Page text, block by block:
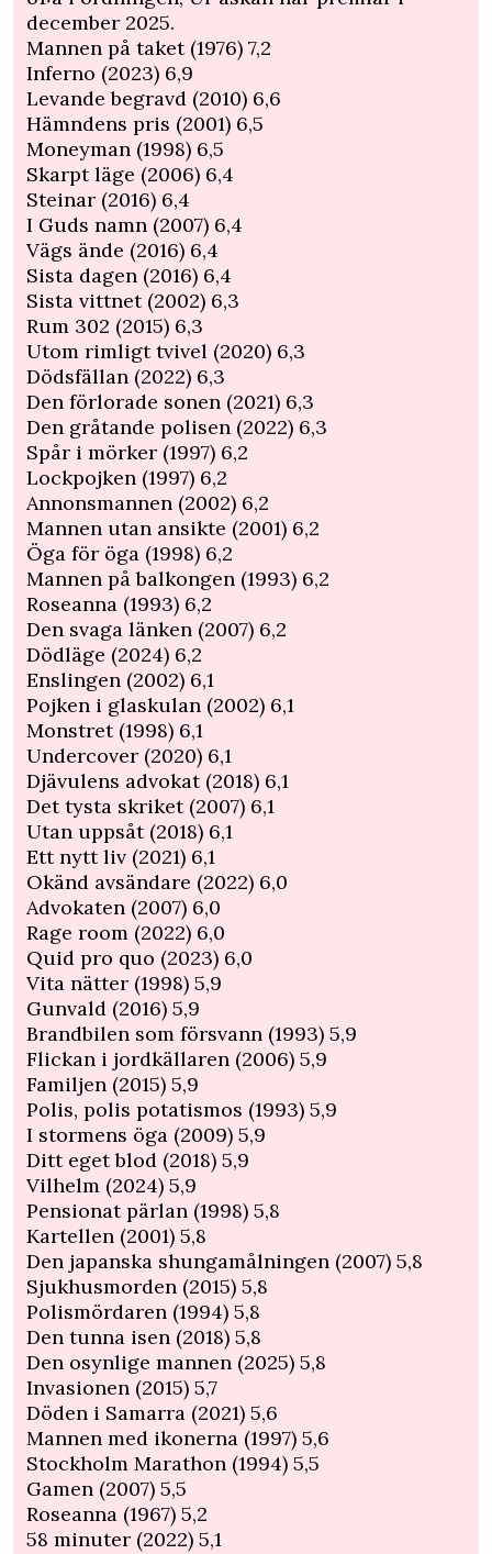
december 2025.
Mannen på taket (1976) 7,2
Inferno (2023) 6,9
Levande begravd (2010) 6,6
Hämndens pris (2001) 6,5
Moneyman (1998) 6,5
Skarpt läge (2006) 6,4
Steinar (2016) 6,4
I Guds namn (2007) 6,4
Vägs ände (2016) 6,4
Sista dagen (2016) 6,4
Sista vittnet (2002) 6,3
Rum 302 (2015) 6,3
Utom rimligt tvivel (2020) 6,3
Dödsfällan (2022) 6,3
Den förlorade sonen (2021) 6,3
Den gråtande polisen (2022) 6,3
Spår i mörker (1997) 6,2
Lockpojken (1997) 6,2
Annonsmannen (2002) 6,2
Mannen utan ansikte (2001) 6,2
Öga för öga (1998) 6,2
Mannen på balkongen (1993) 6,2
Roseanna (1993) 6,2
Den svaga länken (2007) 6,2
Dödläge (2024) 6,2
Enslingen (2002) 6,1
Pojken i glaskulan (2002) 6,1
Monstret (1998) 6,1
Undercover (2020) 6,1
Djävulens advokat (2018) 6,1
Det tysta skriket (2007) 6,1
Utan uppsåt (2018) 6,1
Ett nytt liv (2021) 6,1
Okänd avsändare (2022) 6,0
Advokaten (2007) 6,0
Rage room (2022) 6,0
Quid pro quo (2023) 6,0
Vita nätter (1998) 5,9
Gunvald (2016) 5,9
Brandbilen som försvann (1993) 5,9
Flickan i jordkällaren (2006) 5,9
Familjen (2015) 5,9
Polis, polis potatismos (1993) 5,9
I stormens öga (2009) 5,9
Ditt eget blod (2018) 5,9
Vilhelm (2024) 5,9
Pensionat pärlan (1998) 5,8
Kartellen (2001) 5,8
Den japanska shungamålningen (2007) 5,8
Sjukhusmorden (2015) 5,8
Polismördaren (1994) 5,8
Den tunna isen (2018) 5,8
Den osynlige mannen (2025) 5,8
Invasionen (2015) 5,7
Döden i Samarra (2021) 5,6
Mannen med ikonerna (1997) 5,6
Stockholm Marathon (1994) 5,5
Gamen (2007) 5,5
Roseanna (1967) 5,2
58 minuter (2022) 5,1